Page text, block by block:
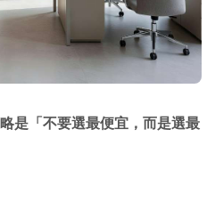
是「不要選最便宜，而是選最